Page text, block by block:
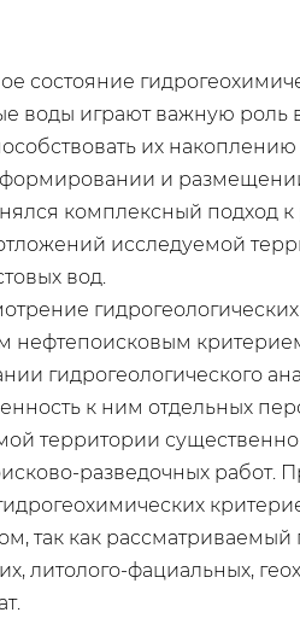
состояние
воды играют важную
их
и
комплексный
исследуемой
вод.
нефтепоисковым
гидрогеологического
к ним отдельных
территории
разведочных
так как рассматриваемый
литолого-фациальных,